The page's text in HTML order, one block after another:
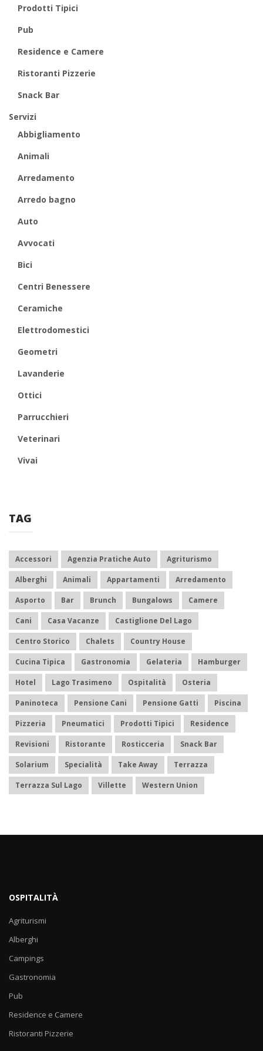
Prodotti Tipici
Pub
Residence e Camere
Ristoranti Pizzerie
Snack Bar
Servizi
Abbigliamento
Animali
Arredamento
Arredo bagno
Auto
Avvocati
Bici
Centri Benessere
Ceramiche
Elettrodomestici
Geometri
Lavanderie
Ottici
Parrucchieri
Veterinari
Vivai
TAG
Accessori Agenzia Pratiche Auto Agriturismo
Alberghi Animali Appartamenti Arredamento
Asporto Bar Brunch Bungalows Camere
Cani Casa Vacanze Castiglione Del Lago
Centro Storico Chalets Country House
Cucina Tipica Gastronomia Gelateria Hamburger
Hotel Lago Trasimeno Ospitalità Osteria
Paninoteca Pensione Cani Pensione Gatti Piscina
Pizzeria Pneumatici Prodotti Tipici Residence
Revisioni Ristorante Rosticceria Snack Bar
Solarium Specialità Take Away Terrazza
Terrazza Sul Lago Villette Western Union
OSPITALITÀ
Agriturismi
Alberghi
Campings
Gastronomia
Pub
Residence e Camere
Ristoranti Pizzerie